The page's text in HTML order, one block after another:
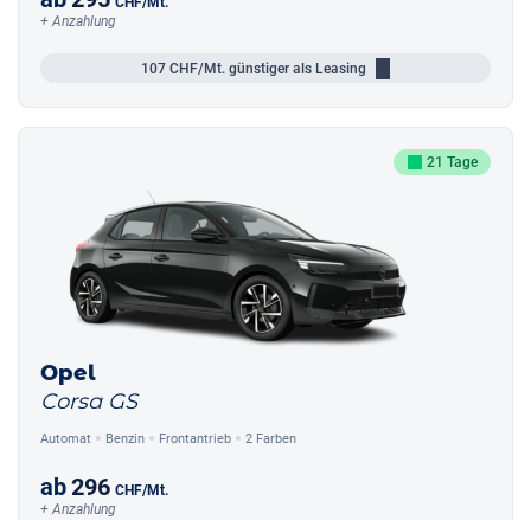
+ Anzahlung
107 CHF/Mt. günstiger als Leasing
21 Tage
Opel
Corsa GS
Automat Benzin Frontantrieb 2 Farben
ab296 CHF/Mt.
+ Anzahlung